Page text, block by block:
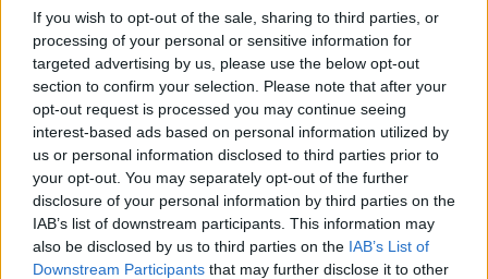
If you wish to opt-out of the sale, sharing to third parties, or
processing of your personal or sensitive information for
targeted advertising by us, please use the below opt-out
section to confirm your selection. Please note that after your
opt-out request is processed you may continue seeing
interest-based ads based on personal information utilized by
us or personal information disclosed to third parties prior to
your opt-out. You may separately opt-out of the further
disclosure of your personal information by third parties on the
IAB’s list of downstream participants. This information may
also be disclosed by us to third parties on the IAB’s List of
Downstream Participants that may further disclose it to other
07.08.2026 - 12:25
Allianz: Ισχυρές επιδόσεις στο α’ εξάμηνο του 2026 – Ο Oliver
Bäte συνδέει τα αποτελέσματα με το κλείσιμο του
«protection gap»
07.08.2026 - 12:12
Οι αισθητήρες βλέπουν καλύτερα από τον άνθρωπο. Πάντα;
07.08.2026 - 11:01
Generali: Αποτελέσματα Α' Εξαμήνου - Εξαιρετική ανάπτυξη
στα Λειτουργικά και Προσαρμοσμένα Καθαρά Αποτελέσματα
με συμβολή από όλες τις επιχειρηματικές δραστηριότητες